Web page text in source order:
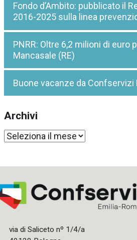
Fondo d’Ambito: pubblicato il
2016-2025 sulla linea
PNRR: Oltre 6,2 milioni di euro
Mancasale (RE)
Buone vacanze da Confservizi
Archivi
Archivi
via di Saliceto nº 1/4/a